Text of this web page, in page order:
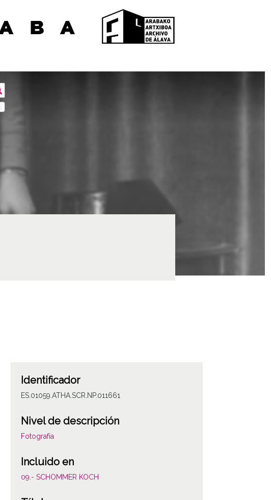
Identificador
ES.01059.ATHA.SCR.NP.011661
Nivel de descripción
Fotografía
Incluido en
09.- SCHOMMER KOCH